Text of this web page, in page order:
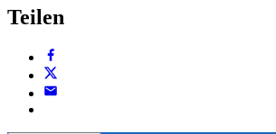
Teilen